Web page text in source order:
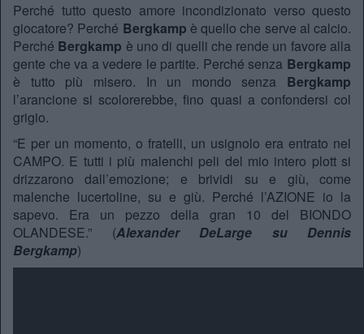
Perché tutto questo amore incondizionato verso questo
giocatore? Perché Bergkamp è quello che serve al calcio.
Perché Bergkamp è uno di quelli che rende un favore alla
gente che va a vedere le partite. Perché senza Bergkamp
è tutto più misero. In un mondo senza Bergkamp
l’arancione si scolorerebbe, fino quasi a confondersi col
grigio.
“E per un momento, o fratelli, un usignolo era entrato nel
CAMPO. E tutti i più malenchi peli del mio intero plott si
drizzarono dall’emozione; e brividi su e giù, come
malenche lucertoline, su e giù. Perché l’AZIONE io la
sapevo. Era un pezzo della gran 10 del BIONDO
OLANDESE.” (Alexander DeLarge
su Dennis
Bergkamp)